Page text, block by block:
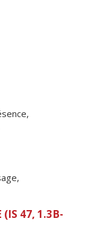
(IS 47, 1.3B-